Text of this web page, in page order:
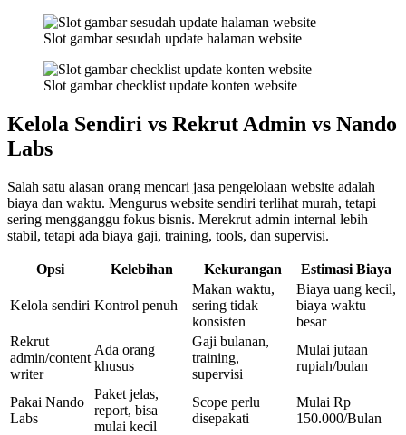
Slot gambar sesudah update halaman website
Slot gambar checklist update konten website
Kelola Sendiri vs Rekrut Admin vs Nando
Labs
Salah satu alasan orang mencari jasa pengelolaan website adalah
biaya dan waktu. Mengurus website sendiri terlihat murah, tetapi
sering mengganggu fokus bisnis. Merekrut admin internal lebih
stabil, tetapi ada biaya gaji, training, tools, dan supervisi.
Opsi Kelebihan Kekurangan Estimasi Biaya
Kelola sendiri Kontrol penuh
Makan waktu,
sering tidak
konsisten
Biaya uang kecil,
biaya waktu
besar
Rekrut
admin/content
writer
Ada orang
khusus
Gaji bulanan,
training,
supervisi
Mulai jutaan
rupiah/bulan
Pakai Nando
Labs
Paket jelas,
report, bisa
mulai kecil
Scope perlu
disepakati
Mulai Rp
150.000/Bulan